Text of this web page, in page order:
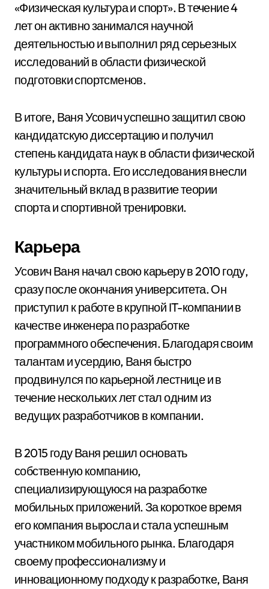
«Физическая культура и спорт». В течение 4
лет он активно занимался научной
деятельностью и выполнил ряд серьезных
исследований в области физической
подготовки спортсменов.
В итоге, Ваня Усович успешно защитил свою
кандидатскую диссертацию и получил
степень кандидата наук в области физической
культуры и спорта. Его исследования внесли
значительный вклад в развитие теории
спорта и спортивной тренировки.
Карьера
Усович Ваня начал свою карьеру в 2010 году,
сразу после окончания университета. Он
приступил к работе в крупной IT-компании в
качестве инженера по разработке
программного обеспечения. Благодаря своим
талантам и усердию, Ваня быстро
продвинулся по карьерной лестнице и в
течение нескольких лет стал одним из
ведущих разработчиков в компании.
В 2015 году Ваня решил основать
собственную компанию,
специализирующуюся на разработке
мобильных приложений. За короткое время
его компания выросла и стала успешным
участником мобильного рынка. Благодаря
своему профессионализму и
инновационному подходу к разработке, Ваня